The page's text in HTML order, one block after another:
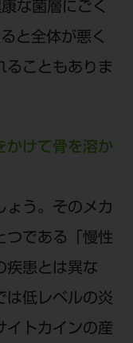
な菌層にごく
と全体が悪く
ることもありま
けて骨を溶か
ょう。そのメカ
つである「慢性
疾患とは異な
は低レベルの炎
イトカインの産